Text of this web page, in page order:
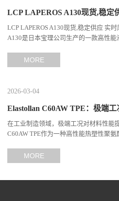
LCP LAPEROS A130现货,稳定
LCP LAPEROS A130现货,稳定供应 实
A130是日本宝理公司生产的一款高性
MORE
2026-03-04
Elastollan C60AW TPE：极端
在工业制造领域，极端工况对材料性能
C60AW TPE作为一种高性能热塑性聚
MORE